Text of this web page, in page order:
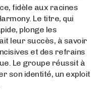
fidèle aux racines
Le titre, qui
plonge les
leur succès, à savoir
et des refrains
Le groupe réussit à
son identité, un exploit